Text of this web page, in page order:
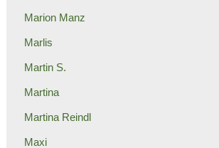
Marion Manz
Marlis
Martin S.
Martina
Martina Reindl
Maxi